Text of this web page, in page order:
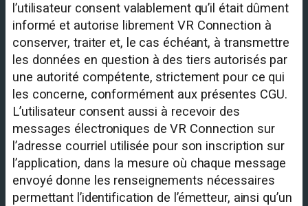
l’utilisateur consent valablement qu’il était dûment
informé et autorise librement VR Connection à
conserver, traiter et, le cas échéant, à transmettre
les données en question à des tiers autorisés par
une autorité compétente, strictement pour ce qui
les concerne, conformément aux présentes CGU.
L’utilisateur consent aussi à recevoir des
messages électroniques de VR Connection sur
l’adresse courriel utilisée pour son inscription sur
l’application, dans la mesure où chaque message
envoyé donne les renseignements nécessaires
permettant l’identification de l’émetteur, ainsi qu’un